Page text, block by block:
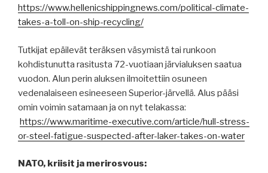
https://www.hellenicshippingnews.com/political-climate-
takes-a-toll-on-ship-recycling/
Tutkijat epäilevät teräksen väsymistä tai runkoon
kohdistunutta rasitusta 72-vuotiaan järvialuksen saatua
vuodon. Alun perin aluksen ilmoitettiin osuneen
vedenalaiseen esineeseen Superior-järvellä. Alus pääsi
omin voimin satamaan ja on nyt telakassa:
https://www.maritime-executive.com/article/hull-stress-
or-steel-fatigue-suspected-after-laker-takes-on-water
NATO, kriisit ja merirosvous: